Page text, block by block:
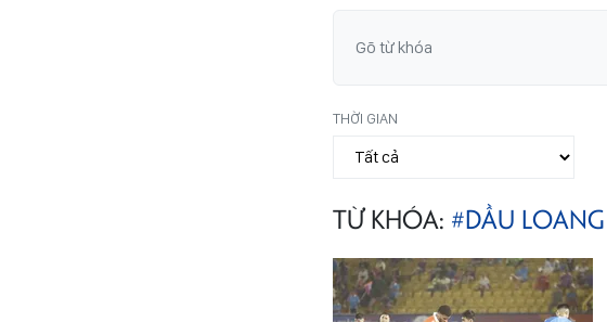
THỜI GIAN
TỪ KHÓA: #DẦU LOANG